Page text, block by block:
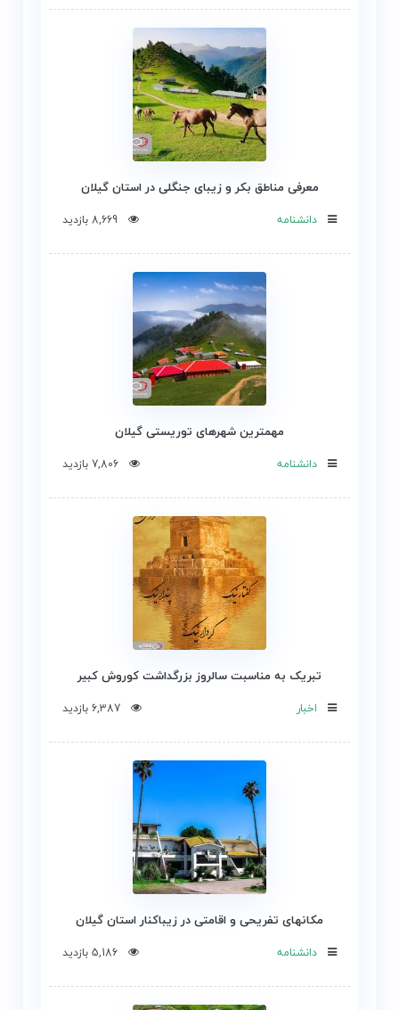
معرفی مناطق بکر و زیبای جنگلی در استان گیلان
دانشنامه 8,669 بازدید
مهمترین شهرهای توریستی گیلان
دانشنامه 7,806 بازدید
تبریک به مناسبت سالروز بزرگداشت کوروش کبیر
اخبار 6,387 بازدید
مکانهای تفریحی و اقامتی در زیباکنار استان گیلان
دانشنامه 5,186 بازدید